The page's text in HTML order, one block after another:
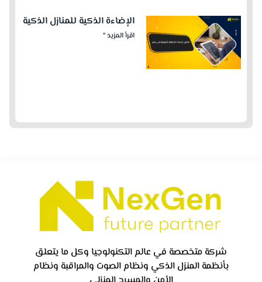
الإضاءة الذكية للمنازل الذكية
اقرأ المزيد "
شركة متخصصة في عالم التكنولوجيا وكل ما يتعلق
بأنظمة المنزل الذكي ونظام الصوت والمراقبة ونظام